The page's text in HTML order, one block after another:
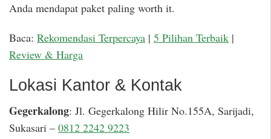
Anda mendapat paket paling worth it.
Baca: Rekomendasi Terpercaya | 5 Pilihan Terbaik |
Review & Harga
Lokasi Kantor & Kontak
Gegerkalong: Jl. Gegerkalong Hilir No.155A, Sarijadi,
Sukasari – 0812 2242 9223